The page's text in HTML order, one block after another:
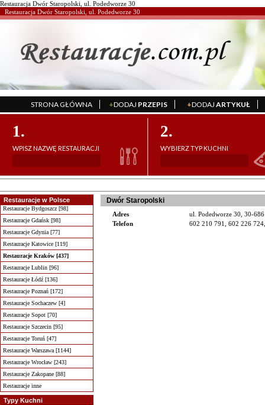
Restauracja Dwór Staropolski, ul. Podedworze 30
Restauracja Dwór Staropolski, ul. Podedworze 30
STRONA GŁÓWNA +DODAJ PRZEPIS +DODAJ ARTYKUŁ
1.
WPISZ NAZWĘ RESTAURACJI
2.
WYBIERZ TYP KUCHNI
Restauracje w Polsce
Restauracje Bydgoszcz [98]
Restauracje Gdańsk [98]
Restauracje Gdynia [77]
Restauracje Katowice [119]
Restauracje Kraków [437]
Restauracje Lublin [96]
Restauracje Łódź [136]
Restauracje Poznań [172]
Restauracje Sochaczew [4]
Restauracje Sopot [70]
Restauracje Szczecin [95]
Restauracje Toruń [47]
Restauracje Warszawa [1144]
Restauracje Wrocław [243]
Restauracje Zakopane [88]
Restauracje inne
Typy Kuchni
Dwór Staropolski
Adres
ul. Podedworze 30, 30-
Telefon
602 210 791, 602 226